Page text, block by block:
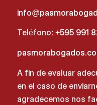
Teléfono: +595 991
A fin de evaluar
en el caso de
agradecemos nos